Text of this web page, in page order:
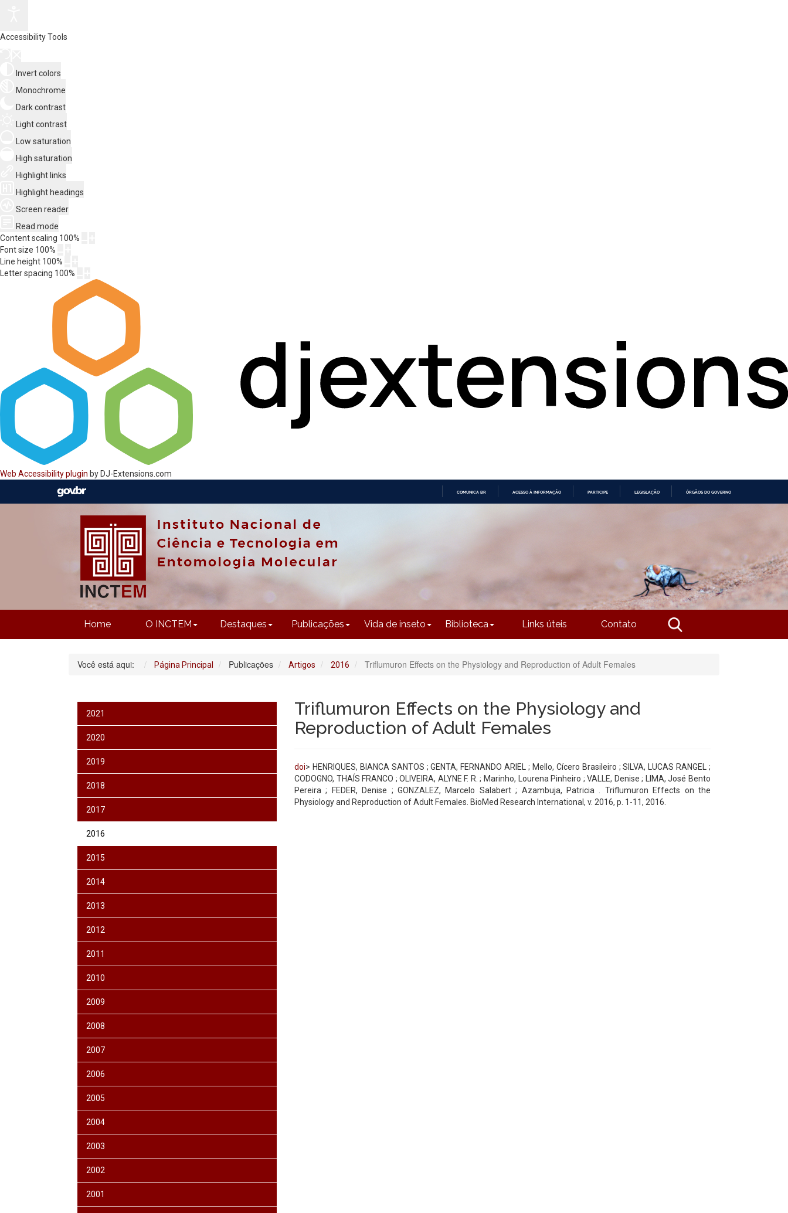
Accessibility Tools
Invert colors
Monochrome
Dark contrast
Light contrast
Low saturation
High saturation
Highlight links
Highlight headings
Screen reader
Read mode
Content scaling 100%
Font size 100%
Line height 100%
Letter spacing 100%
Web Accessibility plugin by DJ-Extensions.com
COMUNICA BR ACESSO À INFORMAÇÃO PARTICIPE LEGISLAÇÃO ÓRGÃOS DO GOVERNO
Home O INCTEM Destaques Publicações Vida de inseto Biblioteca Links úteis Contato
Você está aqui: Página Principal Publicações Artigos 2016 Triflumuron Effects on the Physiology and Reproduction of Adult Females
2021
2020
2019
2018
2017
2016
2015
2014
2013
2012
2011
2010
2009
2008
2007
2006
2005
2004
2003
2002
2001
Triflumuron Effects on the Physiology and
Reproduction of Adult Females
doi> HENRIQUES, BIANCA SANTOS ; GENTA, FERNANDO ARIEL ; Mello, Cícero Brasileiro ; SILVA, LUCAS RANGEL ;
CODOGNO, THAÍS FRANCO ; OLIVEIRA, ALYNE F. R. ; Marinho, Lourena Pinheiro ; VALLE, Denise ; LIMA, José Bento
Pereira ; FEDER, Denise ; GONZALEZ, Marcelo Salabert ; Azambuja, Patricia . Triflumuron Effects on the
Physiology and Reproduction of Adult Females. BioMed Research International, v. 2016, p. 1-11, 2016.